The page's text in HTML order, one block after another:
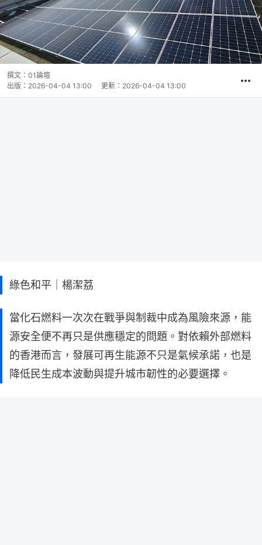
撰文： 01論壇
出版： 2026-04-04 13:00 更新： 2026-04-04 13:00
綠色和平｜楊潔荔
當化石燃料一次次在戰爭與制裁中成為風險來源，能
源安全便不再只是供應穩定的問題。對依賴外部燃料
的香港而言，發展可再生能源不只是氣候承諾，也是
降低民生成本波動與提升城市韌性的必要選擇。